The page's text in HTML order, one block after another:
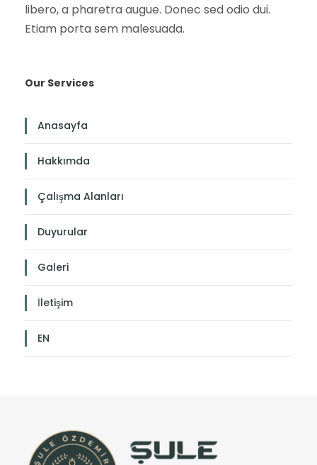
libero, a pharetra augue. Donec sed odio dui.
Etiam porta sem malesuada.
Our Services
Anasayfa
Hakkımda
Çalışma Alanları
Duyurular
Galeri
İletişim
EN